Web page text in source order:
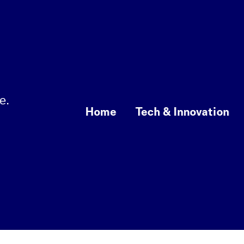
Home Tech & Innovation